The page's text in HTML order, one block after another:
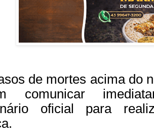
de mortes acima do
comunicar
oficial para